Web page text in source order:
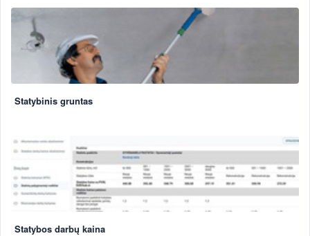
Statybinis gruntas
Statybos darbų kaina